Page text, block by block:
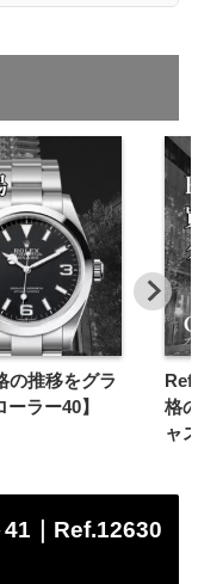
の推移をグラ
ラー40】
格
ャ
41｜Ref.12630